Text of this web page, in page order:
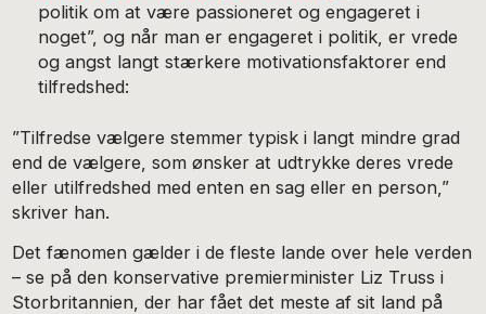
politik om at være passioneret og engageret i
noget”, og når man er engageret i politik, er vrede
og angst langt stærkere motivationsfaktorer end
tilfredshed:
”Tilfredse vælgere stemmer typisk i langt mindre grad
end de vælgere, som ønsker at udtrykke deres vrede
eller utilfredshed med enten en sag eller en person,”
skriver han.
Det fænomen gælder i de fleste lande over hele verden
– se på den konservative premierminister Liz Truss i
Storbritannien, der har fået det meste af sit land på